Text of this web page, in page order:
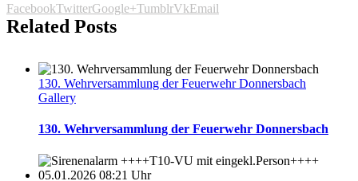
FacebookTwitterGoogle+TumblrVkEmail
Related Posts
130. Wehrversammlung der Feuerwehr Donnersbach
Gallery
130. Wehrversammlung der Feuerwehr Donnersbach